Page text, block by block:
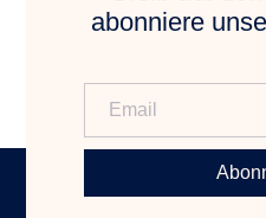
abonniere